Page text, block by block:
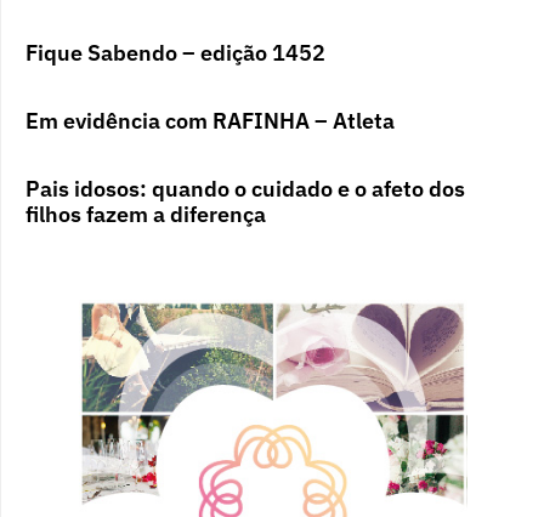
Fique Sabendo – edição 1452
Em evidência com RAFINHA – Atleta
Pais idosos: quando o cuidado e o afeto dos
filhos fazem a diferença